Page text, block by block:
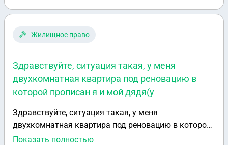
утверждает, что нельзя подхоронить без
Жилищное право
Здравствуйте, ситуация такая, у меня
двухкомнатная квартира под реновацию в
которой прописан я и мой дядя(у
Здравствуйте, ситуация такая, у меня
двухкомнатная квартира под реновацию в которой
прописан я и мой дядя(у него семья и двое
Показать полностью